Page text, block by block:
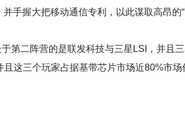
手握大把移动通信专利，以此谋取高昂的“
第二阵营的是联发科技与三星LSI，并且
这三个玩家占据基带芯片市场近80%市场